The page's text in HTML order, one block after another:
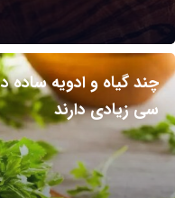
چند گیاه و ادویه ساده
سی زیادی دارند